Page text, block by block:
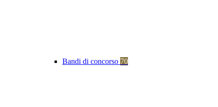
Bandi di concorso 70